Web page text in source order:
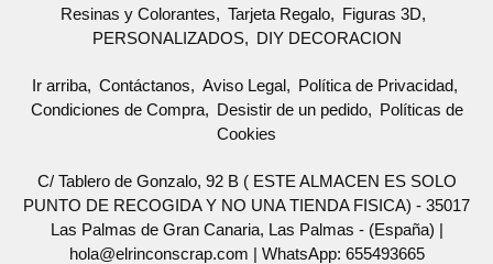
Resinas y Colorantes
Tarjeta Regalo
Figuras 3D
PERSONALIZADOS
DIY DECORACION
Ir arriba Contáctanos Aviso Legal
Política de Privacidad
Condiciones de Compra
Desistir de un pedido
Políticas de
Cookies
C/ Tablero de Gonzalo, 92 B ( ESTE ALMACEN ES SOLO
PUNTO DE RECOGIDA Y NO UNA TIENDA FISICA) - 35017
Las Palmas de Gran Canaria, Las Palmas - (España) |
hola@elrinconscrap.com | WhatsApp: 655493665